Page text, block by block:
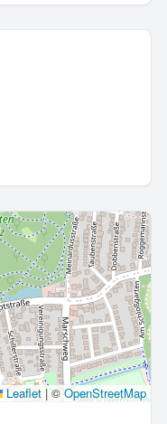
Leaflet |©OpenStreetMap